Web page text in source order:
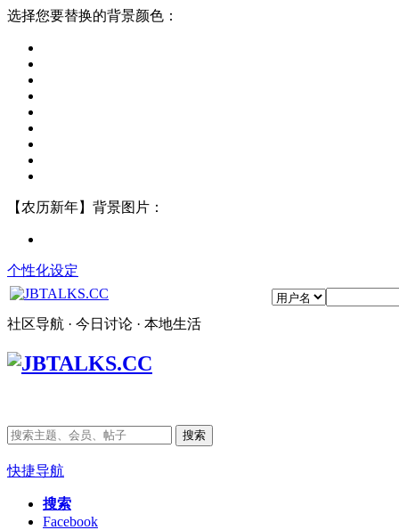
选择您要替换的背景颜色：
【农历新年】背景图片：
个性化设定
社区导航 · 今日讨论 · 本地生活
搜索
快捷导航
搜索
Facebook